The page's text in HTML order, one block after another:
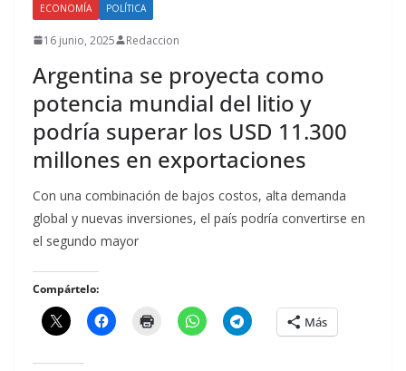
ECONOMÍA POLÍTICA
16 junio, 2025 Redaccion
Argentina se proyecta como
potencia mundial del litio y
podría superar los USD 11.300
millones en exportaciones
Con una combinación de bajos costos, alta demanda
global y nuevas inversiones, el país podría convertirse en
el segundo mayor
Compártelo:
Más